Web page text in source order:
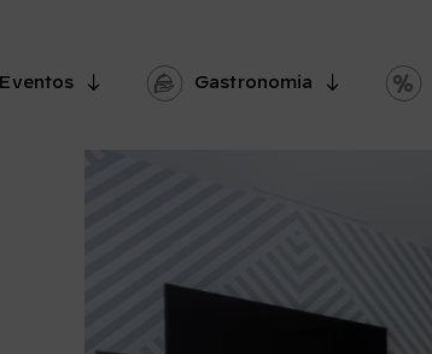
Eventos Gastronomia